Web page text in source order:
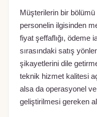
Müşterilerin bir
personelin ilgisinden
fiyat şeffaflığı, ödeme
sırasındaki satış
şikayetlerini dile
teknik hizmet kalitesi
alsa da operasyonel
geliştirilmesi gereken